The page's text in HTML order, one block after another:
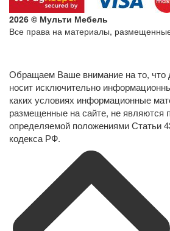
2026 © Мульти Мебель
Все права на материалы,
Обращаем Ваше внимание на то, что
носит исключительно
каких условиях информационные
размещенные на сайте, не являются
определяемой положениями Статьи
кодекса РФ.